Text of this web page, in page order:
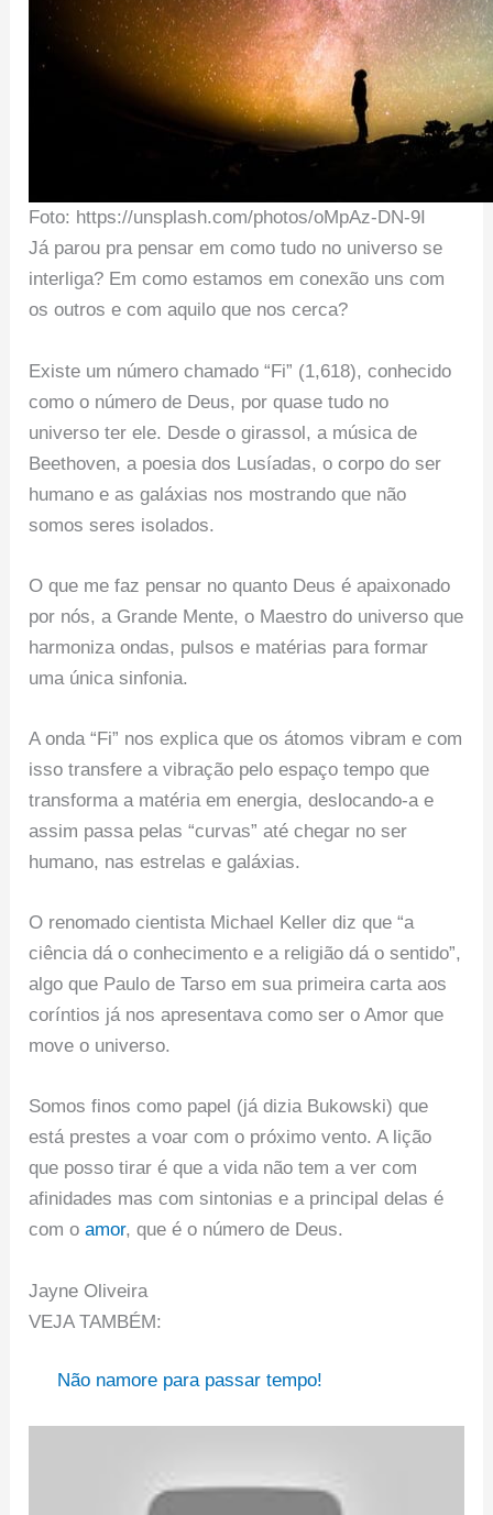
Foto: https://unsplash.com/photos/oMpAz-DN-9I
Já parou pra pensar em como tudo no universo se
interliga? Em como estamos em conexão uns com
os outros e com aquilo que nos cerca?
Existe um número chamado “Fi” (1,618), conhecido
como o número de Deus, por quase tudo no
universo ter ele. Desde o girassol, a música de
Beethoven, a poesia dos Lusíadas, o corpo do ser
humano e as galáxias nos mostrando que não
somos seres isolados.
O que me faz pensar no quanto Deus é apaixonado
por nós, a Grande Mente, o Maestro do universo que
harmoniza ondas, pulsos e matérias para formar
uma única sinfonia.
A onda “Fi” nos explica que os átomos vibram e com
isso transfere a vibração pelo espaço tempo que
transforma a matéria em energia, deslocando-a e
assim passa pelas “curvas” até chegar no ser
humano, nas estrelas e galáxias.
O renomado cientista Michael Keller diz que “a
ciência dá o conhecimento e a religião dá o sentido”,
algo que Paulo de Tarso em sua primeira carta aos
coríntios já nos apresentava como ser o Amor que
move o universo.
Somos finos como papel (já dizia Bukowski) que
está prestes a voar com o próximo vento. A lição
que posso tirar é que a vida não tem a ver com
afinidades mas com sintonias e a principal delas é
com oamor, que é o número de Deus.
Jayne Oliveira
VEJA TAMBÉM:
Não namore para passar tempo!